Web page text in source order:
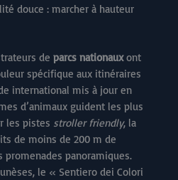
douce : marcher à hauteur
de parcs nationauxont
spécifique aux itinéraires
international mis à jour en
d’animaux guident les plus
les pistes stroller friendly, la
de moins de 200 m de
promenades panoramiques.
le « Sentiero dei Colori